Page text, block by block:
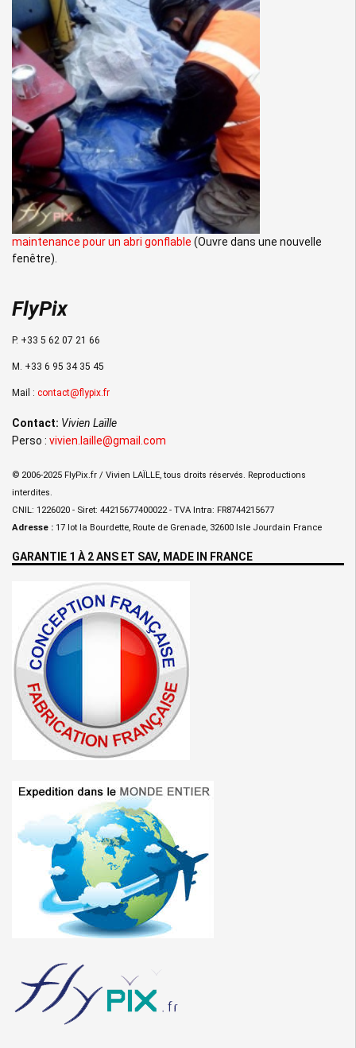
maintenance pour un abri gonflable (Ouvre dans une nouvelle
fenêtre).
FlyPix
P. +33 5 62 07 21 66
M. +33 6 95 34 35 45
Mail : contact@flypix.fr
Contact: Vivien Laïlle
Perso : vivien.laille@gmail.com
© 2006-2025 FlyPix.fr / Vivien LAÏLLE, tous droits réservés. Reproductions
interdites.
CNIL: 1226020 - Siret: 44215677400022 - TVA Intra: FR8744215677
Adresse : 17 lot la Bourdette, Route de Grenade, 32600 Isle Jourdain France
GARANTIE 1 À 2 ANS ET SAV, MADE IN FRANCE